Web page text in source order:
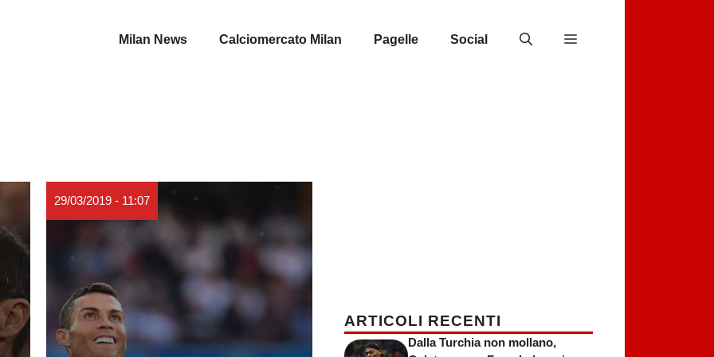
Milan News Calciomercato Milan Pagelle Social
29/03/2019 - 11:07
ARTICOLI RECENTI
Dalla Turchia non mollano,